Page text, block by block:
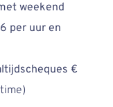
weekend
per uur en
€